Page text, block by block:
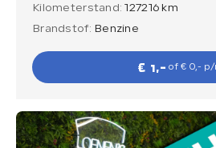
Kilometerstand:127216 km
Brandstof: Benzine
€ 1,- of € 0,- p/